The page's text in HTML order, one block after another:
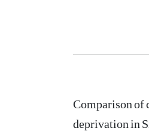
Comparison of
deprivation in